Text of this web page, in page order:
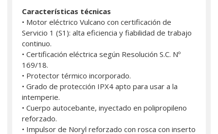
Características técnicas
• Motor eléctrico Vulcano con certificación de
Servicio 1 (S1): alta eficiencia y fiabilidad de trabajo
continuo.
• Certificación eléctrica según Resolución S.C. Nº
169/18.
• Protector térmico incorporado.
• Grado de protección IPX4 apto para usar a la
intemperie.
• Cuerpo autocebante, inyectado en polipropileno
reforzado.
• Impulsor de Noryl reforzado con rosca con inserto